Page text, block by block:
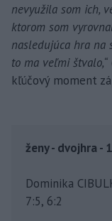
nevyužila som ich,
ktorom som
nasledujúca hra na
to ma veľmi štvalo,“
kľúčový moment
ženy - dvojhra -
Dominika
7:5, 6:2